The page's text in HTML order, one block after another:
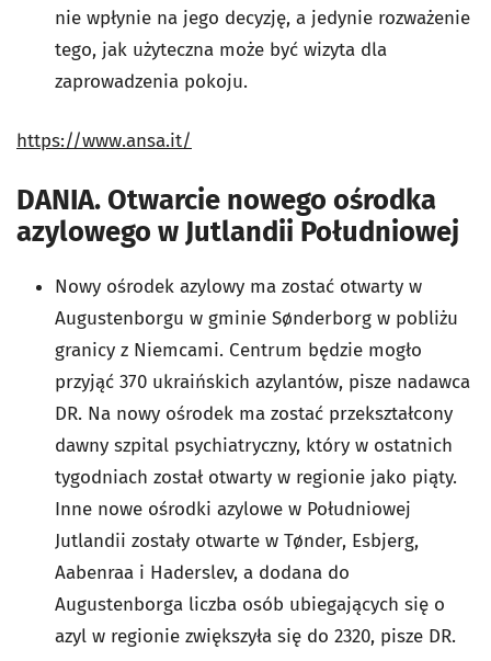
nie wpłynie na jego decyzję, a jedynie rozważenie
tego, jak użyteczna może być wizyta dla
zaprowadzenia pokoju.
https://www.ansa.it/
DANIA. Otwarcie nowego ośrodka
azylowego w Jutlandii Południowej
Nowy ośrodek azylowy ma zostać otwarty w
Augustenborgu w gminie Sønderborg w pobliżu
granicy z Niemcami. Centrum będzie mogło
przyjąć 370 ukraińskich azylantów, pisze nadawca
DR. Na nowy ośrodek ma zostać przekształcony
dawny szpital psychiatryczny, który w ostatnich
tygodniach został otwarty w regionie jako piąty.
Inne nowe ośrodki azylowe w Południowej
Jutlandii zostały otwarte w Tønder, Esbjerg,
Aabenraa i Haderslev, a dodana do
Augustenborga liczba osób ubiegających się o
azyl w regionie zwiększyła się do 2320, pisze DR.